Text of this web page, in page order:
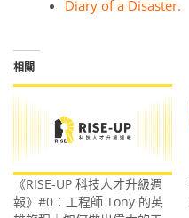
Diary of a Disaster.
相關
《RISE-UP 科技人才升級週
報》#0：工程師 Tony 的英